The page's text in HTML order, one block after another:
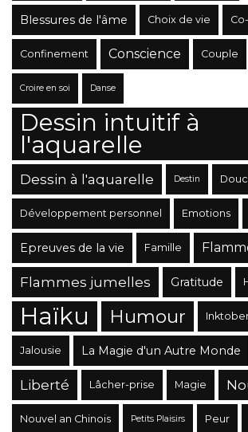
Blessures de l'âme Choix de vie
Confinement Conscience Couple
Croire en soi Danse
Dessin intuitif à
l'aquarelle
Dessin à l'aquarelle Destin
Développement personnel Emotions
Epreuves de la vie Famille
Flammes jumelles Gratitude
Haïku Humour
Jalousie La Magie d'un Autre Monde
Liberté Lâcher-prise Magie
Nouvel an Chinois Petits Plaisirs Peur